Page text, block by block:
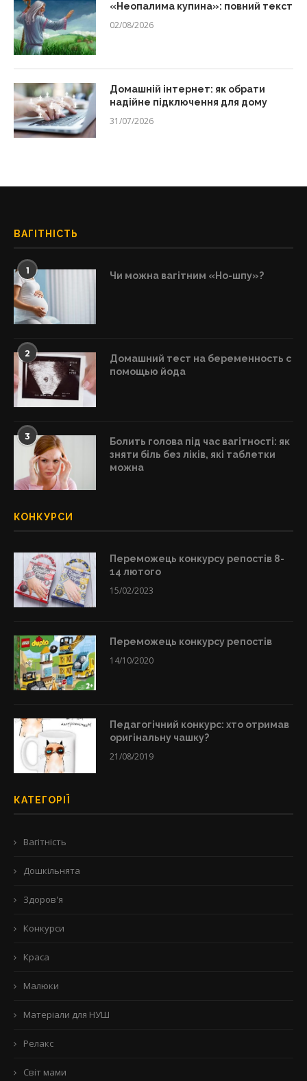
«Неопалима купина»: повний текст
02/08/2026
Домашній інтернет: як обрати
надійне підключення для дому
31/07/2026
ВАГІТНІСТЬ
1 Чи можна вагітним «Но-шпу»?
2
Домашний тест на беременность с
помощью йода
3
Болить голова під час вагітності: як
зняти біль без ліків, які таблетки
можна
КОНКУРСИ
Переможець конкурсу репостів 8-
14 лютого
15/02/2023
Переможець конкурсу репостів
14/10/2020
Педагогічний конкурс: хто отримав
оригінальну чашку?
21/08/2019
КАТЕГОРІЇ
Вагітність
Дошкільнята
Здоров'я
Конкурси
Краса
Малюки
Матеріали для НУШ
Релакс
Світ мами